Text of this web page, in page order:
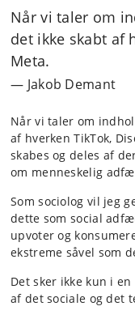
Når vi taler om
det ikke skabt af
Meta.
Jakob Demant
Når vi taler om
af hverken TikTok,
skabes og deles af
om menneskelig
Som sociolog vil jeg
dette som social
upvoter og
ekstreme såvel som
Det sker ikke kun i
af det sociale og det